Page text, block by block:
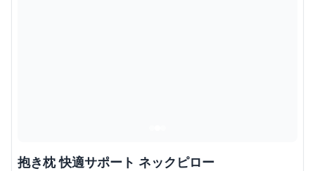
抱き枕 快適サポート ネックピロー